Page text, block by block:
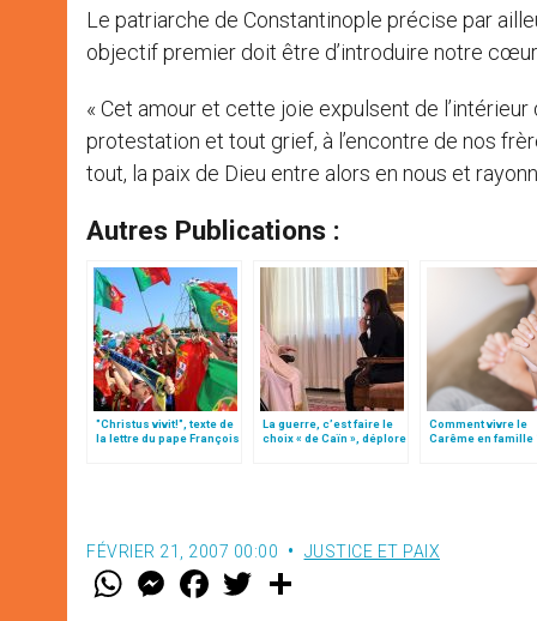
Le patriarche de Constantinople précise par
objectif premier doit être d’introduire notre cœur
« Cet amour et cette joie expulsent de
protestation et tout grief, à l’encontre de nos
tout, la paix de Dieu entre alors en nous et
Autres Publications :
"Christus vivit!", texte de
la lettre du pape François
La guerre, c’est faire le
choix « de Caïn », déplore
Comment vivre le
Carême en famille
FÉVRIER 21, 2007 00:00 JUSTICE ET PAIX
W M
e
F
a w